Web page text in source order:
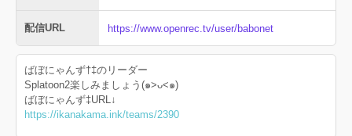
配信URL https://www.openrec.tv/user/babonet
ばぼにゃんず†‡のリーダー
Splatoon2楽しみましょう(๑>ᴗ<๑)
ばぼにゃんず‡URL↓
https://ikanakama.ink/teams/2390